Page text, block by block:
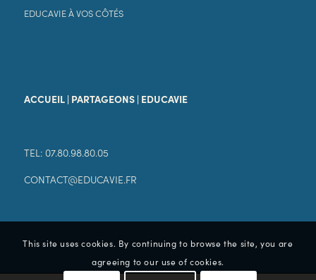
EDUCAVIE À VOS CÔTÉS
ACCUEIL | PARTAGEONS | EDUCAVIE
TEL: 07.80.98.80.05
CONTACT@EDUCAVIE.FR
This site uses cookies. By continuing to browse the site, you are
agreeing to our use of cookies.